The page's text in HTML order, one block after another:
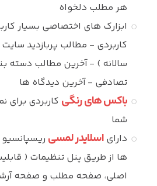
هر مطلب دلخواه
ابزارک های اختصاصی بسیار
کاربردی - مطالب پربازدید
سالانه ) - آخرین مطالب
تصادفی - آخرین دیدگاه ها
باکس های رنگی کاربردی
شما
دارای اسلایدر لمسی
ها از طریق پنل تنظیمات (
اصلی، صفحه مطلب و صفحه